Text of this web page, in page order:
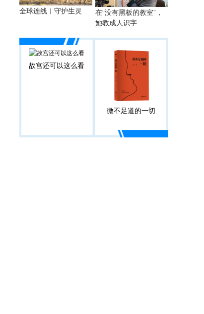
全球连线︱守护生灵
在“没有黑板的教室”，
她教成人识字
故宫还可以这么看
微不足道的一切